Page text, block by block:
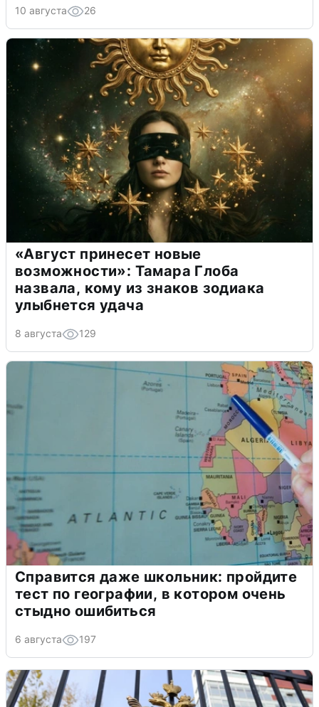
10 августа 26
«Август принесет новые
возможности»: Тамара Глоба
назвала, кому из знаков зодиака
улыбнется удача
8 августа 129
Справится даже школьник: пройдите
тест по географии, в котором очень
стыдно ошибиться
6 августа 197